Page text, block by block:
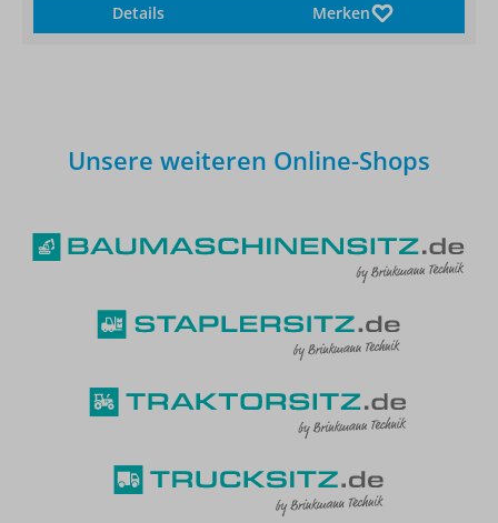
Details Merken
Unsere weiteren Online-Shops